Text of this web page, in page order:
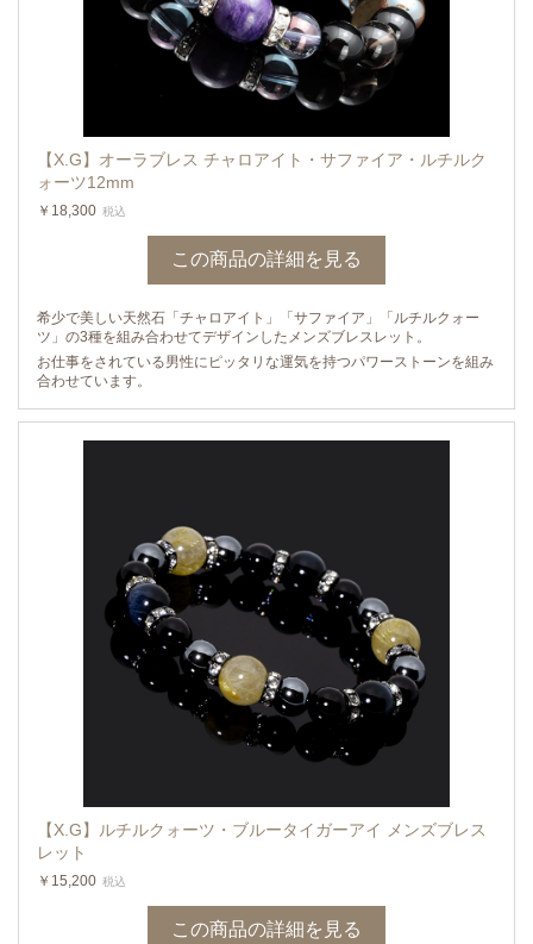
【X.G】オーラブレス チャロアイト・サファイア・ルチルク
ォーツ12mm
￥18,300 税込
この商品の詳細を見る
希少で美しい天然石「チャロアイト」「サファイア」「ルチルクォー
ツ」の3種を組み合わせてデザインしたメンズブレスレット。
お仕事をされている男性にピッタリな運気を持つパワーストーンを組み
合わせています。
【X.G】ルチルクォーツ・ブルータイガーアイ メンズブレス
レット
￥15,200 税込
この商品の詳細を見る